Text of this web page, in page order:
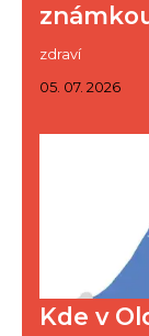
zdraví
05. 07. 2026
Kde v